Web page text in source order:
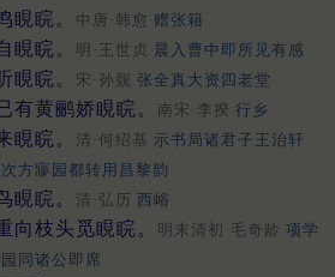
睍睆。 中唐·韩愈 赠张籍
睍睆。 明·王世贞 晨入曹中即所见有感
睍睆。 宋·孙觌 张全真大资四老堂
有黄鹂娇睍睆。 南宋·李揆 行乡
睍睆。 清·何绍基 示书局诸君子王治轩
方㝱园都转用昌黎韵
睍睆。 清·弘历 西峪
向枝头觅睍睆。 明末清初·毛奇龄 项学
同诸公即席